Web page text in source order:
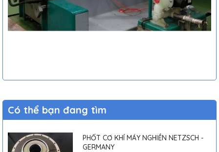
Có thể bạn đang tìm
PHỐT CƠ KHÍ MÁY NGHIỀN NETZSCH -
GERMANY